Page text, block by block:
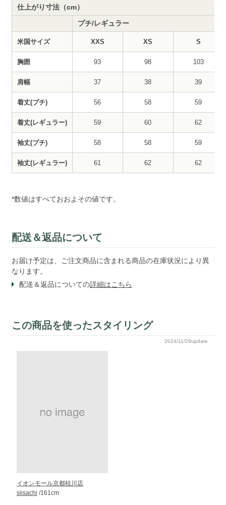
仕上がり寸法（cm）
プチ/レギュラー
米国サイズ XXS XS S
胸囲 93 98 103
肩幅 37 38 39
着丈(プチ) 56 58 59
着丈(レギュラー) 59 60 62
袖丈(プチ) 58 58 59
袖丈(レギュラー) 61 62 62
*数値はすべておおよその値です。
配送＆返品について
お届け予定は、ご注文商品に含まれる商品の在庫状況により異
なります。
配送＆返品についての詳細はこちら
この商品を使ったスタイリング
2024/11/29update
イオンモール京都桂川店
siisachi /161cm